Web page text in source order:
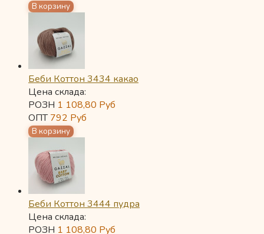
Беби Коттон 3434 какао
Цена склада:
РОЗН 1 108,80 Руб
ОПТ792 Руб
Беби Коттон 3444 пудра
Цена склада:
РОЗН 1 108,80 Руб